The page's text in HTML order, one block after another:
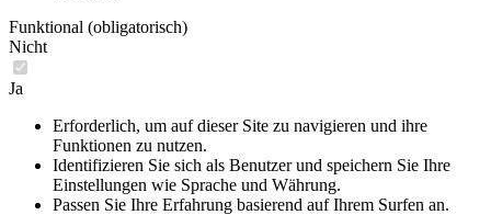
Funktional (obligatorisch)
Nicht
Ja
Erforderlich, um auf dieser Site zu navigieren und ihre
Funktionen zu nutzen.
Identifizieren Sie sich als Benutzer und speichern Sie Ihre
Einstellungen wie Sprache und Währung.
Passen Sie Ihre Erfahrung basierend auf Ihrem Surfen an.